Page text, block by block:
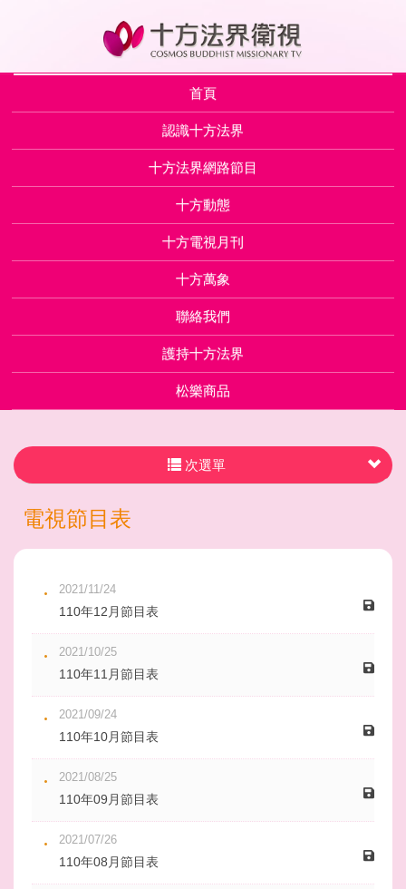
首頁
認識十方法界
十方法界網路節目
十方動態
十方電視月刊
十方萬象
聯絡我們
護持十方法界
松樂商品
次選單
電視節目表
2021/11/24
110年12月節目表
2021/10/25
110年11月節目表
2021/09/24
110年10月節目表
2021/08/25
110年09月節目表
2021/07/26
110年08月節目表